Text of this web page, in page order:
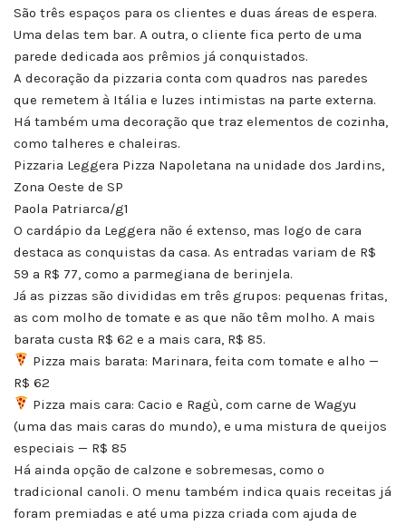
São três espaços para os clientes e duas áreas de espera.
Uma delas tem bar. A outra, o cliente fica perto de uma
parede dedicada aos prêmios já conquistados.
A decoração da pizzaria conta com quadros nas paredes
que remetem à Itália e luzes intimistas na parte externa.
Há também uma decoração que traz elementos de cozinha,
como talheres e chaleiras.
Pizzaria Leggera Pizza Napoletana na unidade dos Jardins,
Zona Oeste de SP
Paola Patriarca/g1
O cardápio da Leggera não é extenso, mas logo de cara
destaca as conquistas da casa. As entradas variam de R$
59 a R$ 77, como a parmegiana de berinjela.
Já as pizzas são divididas em três grupos: pequenas fritas,
as com molho de tomate e as que não têm molho. A mais
barata custa R$ 62 e a mais cara, R$ 85.
Pizza mais barata: Marinara, feita com tomate e alho —
R$ 62
Pizza mais cara: Cacio e Ragù, com carne de Wagyu
(uma das mais caras do mundo), e uma mistura de queijos
especiais — R$ 85
Há ainda opção de calzone e sobremesas, como o
tradicional canoli. O menu também indica quais receitas já
foram premiadas e até uma pizza criada com ajuda de